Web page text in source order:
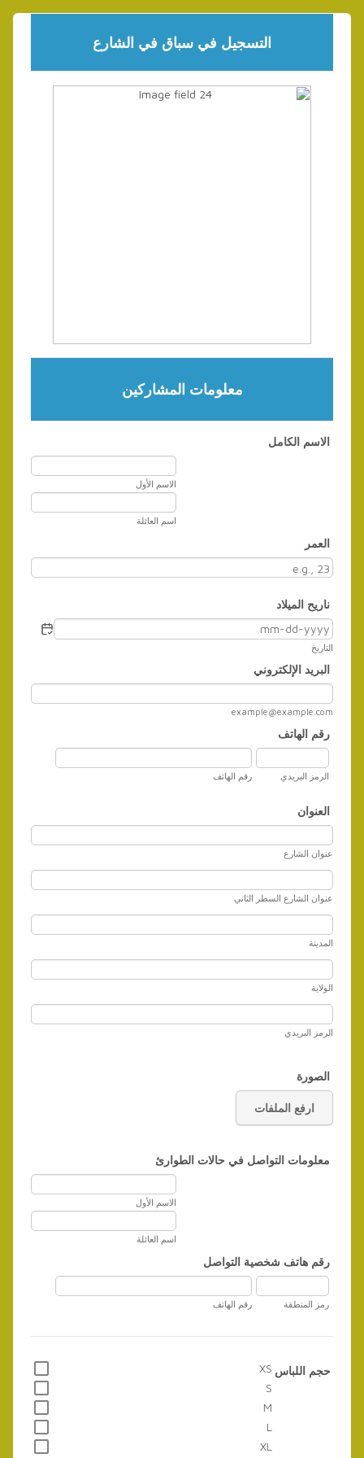
التسجيل في سباق في الشارع
معلومات المشاركين
الاسم الكامل
الاسم الأول
اسم العائلة
العمر
ناريح الميلاد
التاريخ
البريد الإلكتروني
example@example.com
رقم الهاتف
الرمز البريدي رقم الهاتف
العنوان
عنوان الشارع
عنوان الشارع السطر الثاني
المدينة
الولاية
الرمز البريدي
الصورة
ارفع الملفات
معلومات التواصل في حالات الطوارئ
الاسم الأول
اسم العائلة
رقم هاتف شخصية التواصل
رمز المنطقة رقم الهاتف
حجم اللباس XS
S
M
L
XL